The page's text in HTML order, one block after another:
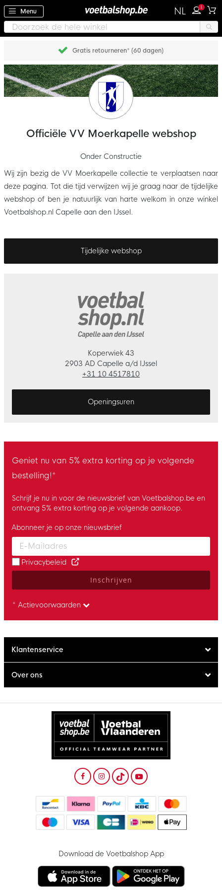
Menu NL 1
Gratis retourneren* (60 dagen)
Officiële VV Moerkapelle webshop
Onder Constructie
Wij zijn bezig de VV Moerkapelle collectie te verplaatsen naar
deze pagina. Tot die tijd verwijzen wij je graag naar de tijdelijke
webshop of ben je natuurlijk van harte welkom in onze winkel
Voetbalshop.nl Capelle aan den IJssel.
Tijdelijke webshop
Koperwiek 43
2903 AD Capelle a/d IJssel
+31 10 4517810
Openingsuren
Geniet nu van 5% extra korting op je volgende
bestelling!*
Schrijf je nu in voor de nieuwsbrief van Voetbalshop.be en
ontvang 5% extra korting op je volgende aankoop.
Enter your email and accept the privacy policy to subscribe to
Abonneer je op onze nieuwsbrief
Privacybeleid
Inschrijven
* Actievoorwaarden
Klantenservice
Over ons
Download de Voetbalshop App